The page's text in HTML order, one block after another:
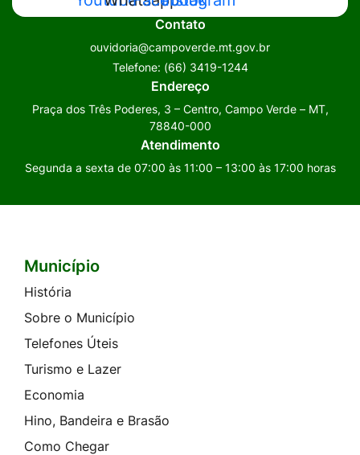
a
Social
a
Social
Whatsapp
a
Rede
Social
Facebook
a
Rede
Social
Instagram
Contato
ouvidoria@campoverde.mt.gov.br
Telefone: (66) 3419-1244
Endereço
Praça dos Três Poderes, 3 – Centro, Campo Verde – MT,
78840-000
Atendimento
Segunda a sexta de 07:00 às 11:00 – 13:00 às 17:00 horas
Seção do Rodapé e Contato
Município
História
Sobre o Município
Telefones Úteis
Turismo e Lazer
Economia
Hino, Bandeira e Brasão
Como Chegar